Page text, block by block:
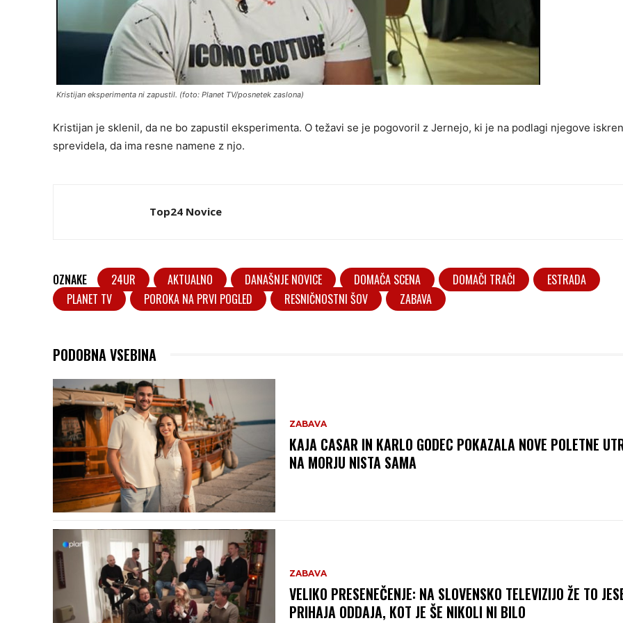
Kristijan eksperimenta ni zapustil. (foto: Planet TV/posnetek zaslona)
Kristijan je sklenil, da ne bo zapustil eksperimenta. O težavi se je pogovoril z Jernejo, ki je na podlagi njegove
sprevidela, da ima resne namene z njo.
Top24 Novice
OZNAKE 24UR AKTUALNO DANAŠNJE NOVICE DOMAČA SCENA DOMAČI TRAČI
ESTRADA
PLANET TV
POROKA NA PRVI POGLED RESNIČNOSTNI ŠOV ZABAVA
PODOBNA VSEBINA
ZABAVA
KAJA CASAR IN KARLO GODEC POKAZALA NOVE POLETNE
NA MORJU NISTA SAMA
ZABAVA
VELIKO PRESENEČENJE: NA SLOVENSKO TELEVIZIJO ŽE TO
PRIHAJA ODDAJA, KOT JE ŠE NIKOLI NI BILO